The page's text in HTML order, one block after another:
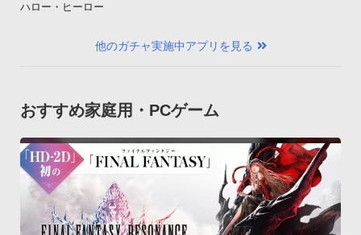
ハロー・ヒーロー
他のガチャ実施中アプリを見る
おすすめ家庭用・PCゲーム